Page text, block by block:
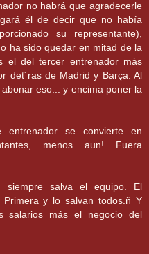
no habrá que agradecerle
él de decir que no había
su representante),
ha sido quedar en mitad de la
el del tercer entrenador más
det´ras de Madrid y Barça. Al
eso... y encima poner la
se convierte en
menos aun! Fuera
siempre salva el equipo. El
y lo salvan todos.ñ Y
salarios más el negocio del